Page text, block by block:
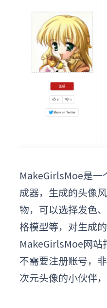
MakeGirlsMoe是一
成器，生成的头像
物，可以选择发色
格模型等，对生成
MakeGirlsMoe网站
不需要注册账号，
次元头像的小伙伴，